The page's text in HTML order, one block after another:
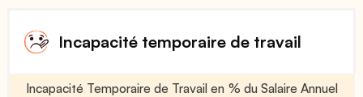
Incapacité temporaire de travail
Incapacité Temporaire de Travail en % du Salaire Annuel